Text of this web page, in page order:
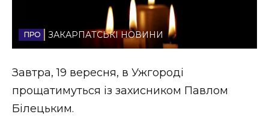
Стиль життя
Втрачений Ужгород
Втрачений Ужгород (відеоверсія)
ЗАКАРПАТСЬКІ НОВИНИ
Завтра, 19 вересня, в Ужгороді
прощатимуться із захисником Павлом
Білецьким.